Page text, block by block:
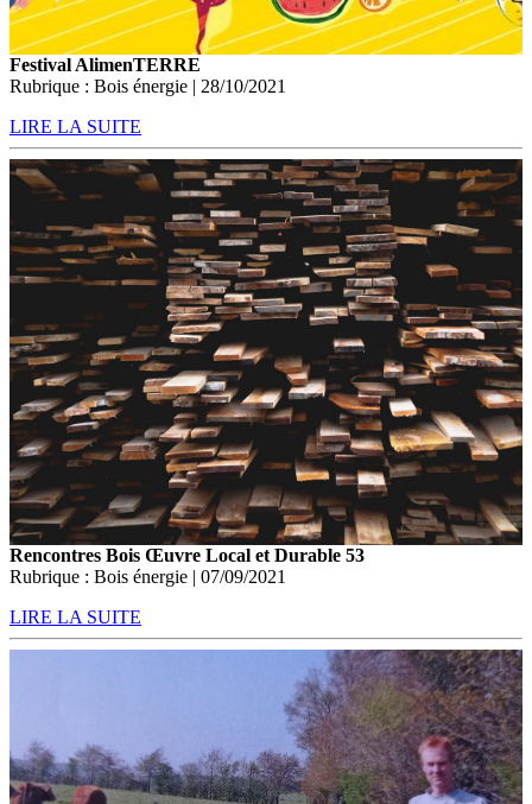
Festival AlimenTERRE
Rubrique : Bois énergie | 28/10/2021
LIRE LA SUITE
Rencontres Bois Œuvre Local et Durable 53
Rubrique : Bois énergie | 07/09/2021
LIRE LA SUITE